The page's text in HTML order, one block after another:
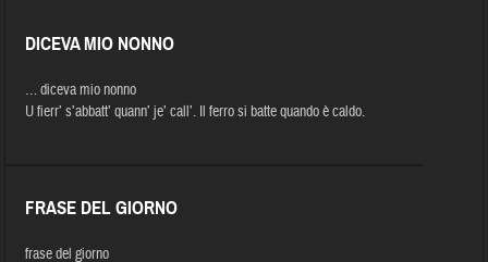
DICEVA MIO NONNO
… diceva mio nonno
U fierr’ s’abbatt’ quann’ je’ call’. Il ferro si batte quando è caldo.
FRASE DEL GIORNO
frase del giorno